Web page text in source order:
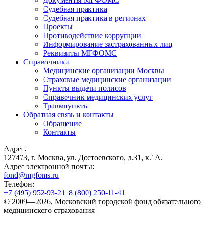
Судебная практика
Судебная практика в регионах
Проекты
Противодействие коррупции
Информирование застрахованных лиц
Реквизиты МГФОМС
Справочники
Медицинские организации Москвы
Страховые медицинские организации
Пункты выдачи полисов
Справочник медицинских услуг
Травмпункты
Обратная связь и контакты
Обращение
Контакты
Адрес:
127473, г. Москва, ул. Достоевского, д.31, к.1А.
Адрес электронной почты:
fond@mgfoms.ru
Телефон:
+7 (495) 952-93-21, 8 (800) 250-11-41
© 2009—2026, Московский городской фонд обязательного
медицинского страхования